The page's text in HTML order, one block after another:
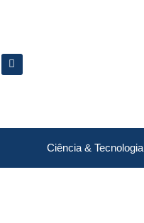
Ciência & Tecnologia